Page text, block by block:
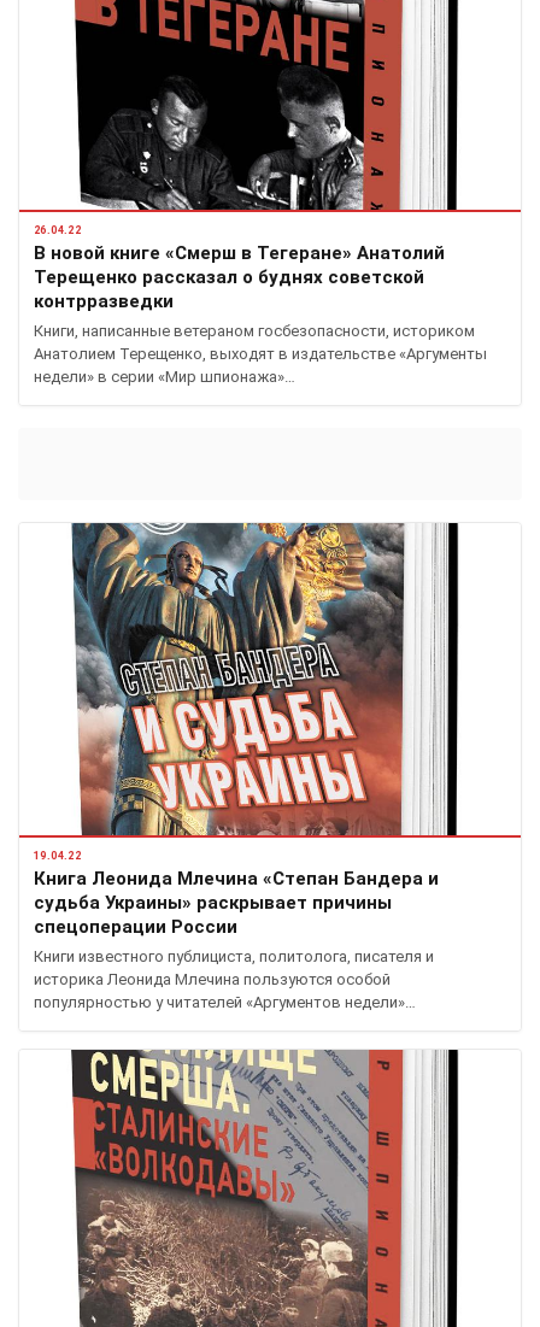
26.04.22
В новой книге «Смерш в Тегеране» Анатолий
Терещенко рассказал о буднях советской
контрразведки
Книги, написанные ветераном госбезопасности, историком
Анатолием Терещенко, выходят в издательстве «Аргументы
недели» в серии «Мир шпионажа»…
19.04.22
Книга Леонида Млечина «Степан Бандера и
судьба Украины» раскрывает причины
спецоперации России
Книги известного публициста, политолога, писателя и
историка Леонида Млечина пользуются особой
популярностью у читателей «Аргументов недели»…